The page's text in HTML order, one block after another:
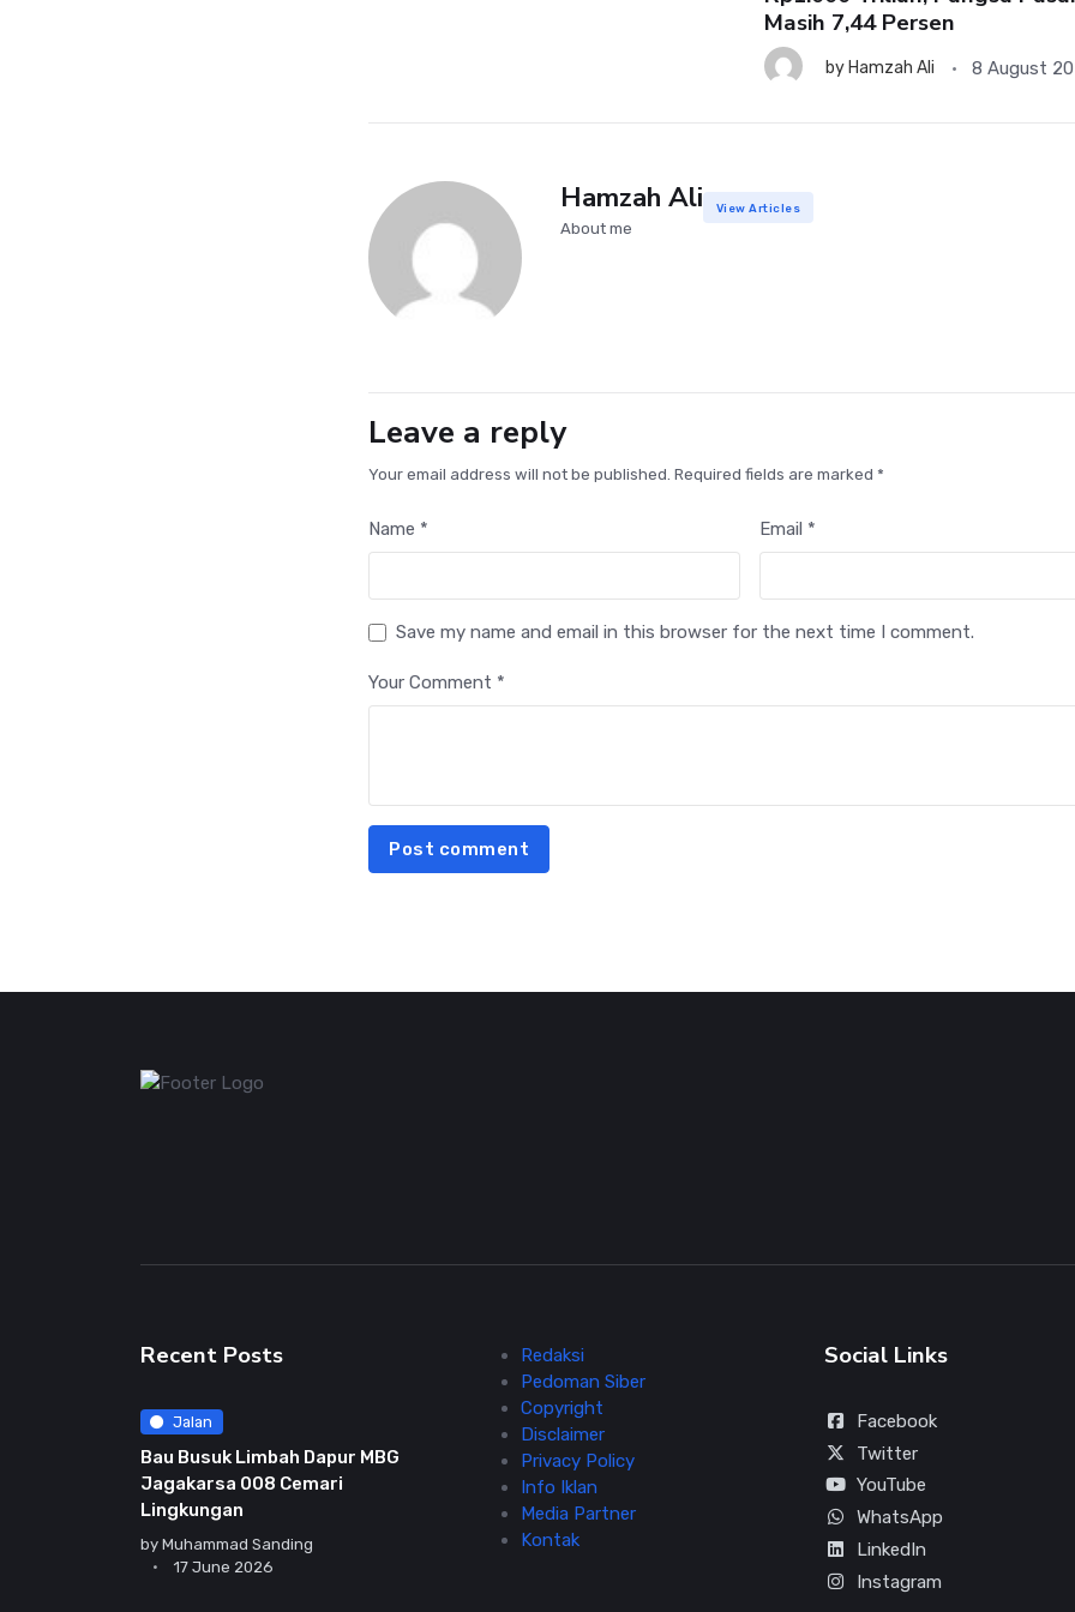
Masih 7,44 Persen
by Hamzah Ali 8 August
Hamzah Ali
About me
View Articles
Leave a reply
Your email address will not be published. Required fields are marked *
Name * Email *
Save my name and email in this browser for the next time I comment.
Your Comment *
Post comment
Recent Posts
Jalan
Bau Busuk Limbah Dapur MBG
Jagakarsa 008 Cemari
Lingkungan
by Muhammad Sanding
17 June 2026
Redaksi
Pedoman Siber
Copyright
Disclaimer
Privacy Policy
Info Iklan
Media Partner
Kontak
Social Links
Facebook
Twitter
YouTube
WhatsApp
LinkedIn
Instagram